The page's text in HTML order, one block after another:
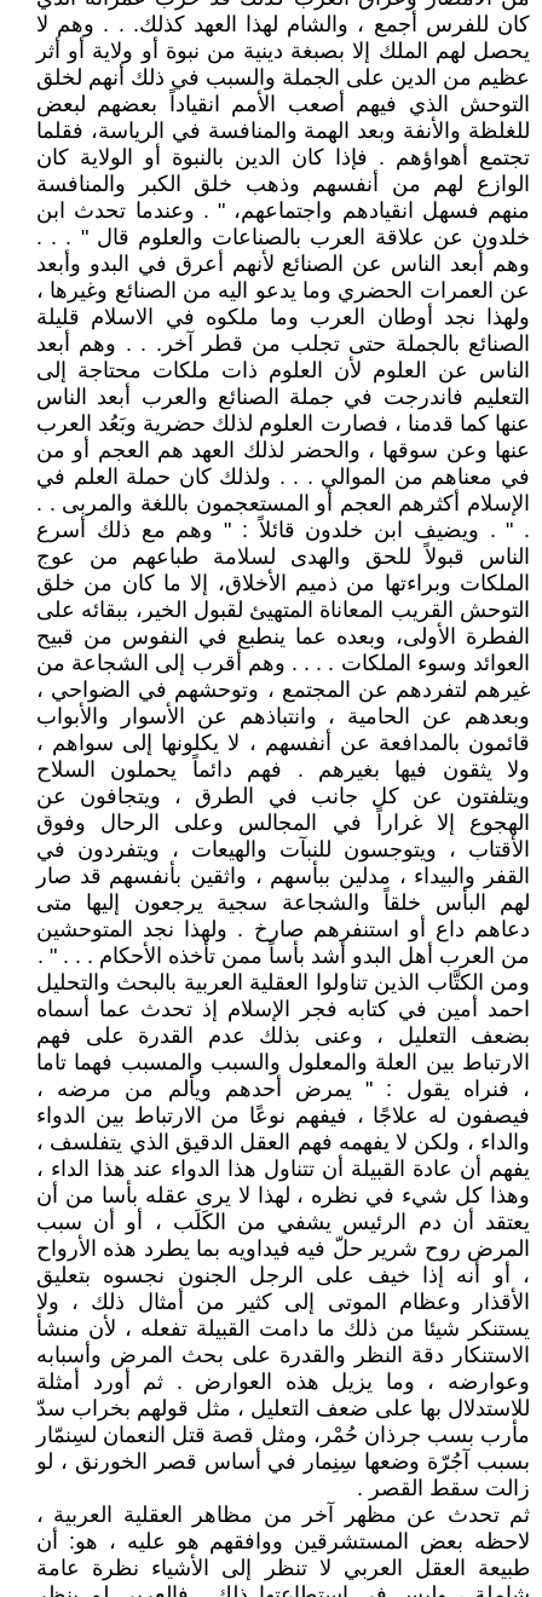
كان للفرس أجمع ، والشام لهذا العهد كذلك. . . وهم لا
يحصل لهم الملك إلا بصبغة دينية من نبوة أو ولاية أو أثر
عظيم من الدين على الجملة والسبب في ذلك أنهم لخلق
التوحش الذي فيهم أصعب الأمم انقياداً بعضهم لبعض
للغلظة والأنفة وبعد الهمة والمنافسة في الرياسة، فقلما
تجتمع أهواؤهم . فإذا كان الدين بالنبوة أو الولاية كان
الوازع لهم من أنفسهم وذهب خلق الكبر والمنافسة
منهم فسهل انقيادهم واجتماعهم، " . وعندما تحدث ابن
خلدون عن علاقة العرب بالصناعات والعلوم قال " . . .
وهم أبعد الناس عن الصنائع لأنهم أعرق في البدو وأبعد
عن العمرات الحضري وما يدعو اليه من الصنائع وغيرها ،
ولهذا نجد أوطان العرب وما ملكوه في الاسلام قليلة
الصنائع بالجملة حتى تجلب من قطر آخر. . . وهم أبعد
الناس عن العلوم لأن العلوم ذات ملكات محتاجة إلى
التعليم فاندرجت في جملة الصنائع والعرب أبعد الناس
عنها كما قدمنا ، فصارت العلوم لذلك حضرية وبَعُد العرب
عنها وعن سوقها ، والحضر لذلك العهد هم العجم أو من
في معناهم من الموالي . . . ولذلك كان حملة العلم في
الإسلام أكثرهم العجم أو المستعجمون باللغة والمربى . .
. " . ويضيف ابن خلدون قائلاً : " وهم مع ذلك أسرع
الناس قبولاً للحق والهدى لسلامة طباعهم من عوج
الملكات وبراءتها من ذميم الأخلاق، إلا ما كان من خلق
التوحش القريب المعاناة المتهيئ لقبول الخير، ببقائه على
الفطرة الأولى، وبعده عما ينطبع في النفوس من قبيح
العوائد وسوء الملكات . . . . وهم أقرب إلى الشجاعة من
غيرهم لتفردهم عن المجتمع ، وتوحشهم في الضواحي ،
وبعدهم عن الحامية ، وانتباذهم عن الأسوار والأبواب
قائمون بالمدافعة عن أنفسهم ، لا يكلونها إلى سواهم ،
ولا يثقون فيها بغيرهم . فهم دائماً يحملون السلاح
ويتلفتون عن كل جانب في الطرق ، ويتجافون عن
الهجوع إلا غراراً في المجالس وعلى الرحال وفوق
الأقتاب ، ويتوجسون للنبآت والهيعات ، ويتفردون في
القفر والبيداء ، مدلين ببأسهم ، واثقين بأنفسهم قد صار
لهم البأس خلقاً والشجاعة سجية يرجعون إليها متى
دعاهم داع أو استنفرهم صارخ . ولهذا نجد المتوحشين
من العرب أهل البدو أشد بأساً ممن تأخذه الأحكام . . . " .
ومن الكتَّاب الذين تناولوا العقلية العربية بالبحث والتحليل
احمد أمين في كتابه فجر الإسلام إذ تحدث عما أسماه
بضعف التعليل ، وعنى بذلك عدم القدرة على فهم
الارتباط بين العلة والمعلول والسبب والمسبب فهما تاما
، فنراه يقول : " يمرض أحدهم ويألم من مرضه ،
فيصفون له علاجًا ، فيفهم نوعًا من الارتباط بين الدواء
والداء ، ولكن لا يفهمه فهم العقل الدقيق الذي يتفلسف ،
يفهم أن عادة القبيلة أن تتناول هذا الدواء عند هذا الداء ،
وهذا كل شيء في نظره ، لهذا لا يرى عقله بأسا من أن
يعتقد أن دم الرئيس يشفي من الكَلَب ، أو أن سبب
المرض روح شرير حلّ فيه فيداويه بما يطرد هذه الأرواح
، أو أنه إذا خيف على الرجل الجنون نجسوه بتعليق
الأقذار وعظام الموتى إلى كثير من أمثال ذلك ، ولا
يستنكر شيئا من ذلك ما دامت القبيلة تفعله ، لأن منشأ
الاستنكار دقة النظر والقدرة على بحث المرض وأسبابه
وعوارضه ، وما يزيل هذه العوارض . ثم أورد أمثلة
للاستدلال بها على ضعف التعليل ، مثل قولهم بخراب سدّ
مأرب بسب جرذان حُمْر، ومثل قصة قتل النعمان لسِنمّار
بسبب آجُرّة وضعها سِنِمار في أساس قصر الخورنق ، لو
زالت سقط القصر .
ثم تحدث عن مظهر آخر من مظاهر العقلية العربية ،
لاحظه بعض المستشرقين ووافقهم هو عليه ، هو: أن
طبيعة العقل العربي لا تنظر إلى الأشياء نظرة عامة